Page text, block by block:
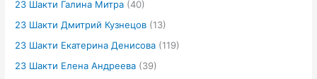
23 Шакти Галина Митра (40)
23 Шакти Дмитрий Кузнецов (13)
23 Шакти Екатерина Денисова (119)
23 Шакти Елена Андреева (39)